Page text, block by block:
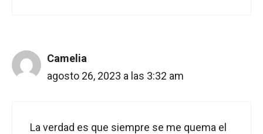
Camelia
agosto 26, 2023 a las 3:32 am
La verdad es que siempre se me quema el